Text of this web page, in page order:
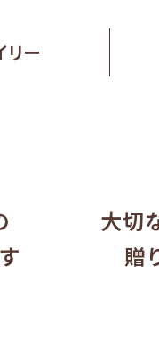
リー
大切
贈